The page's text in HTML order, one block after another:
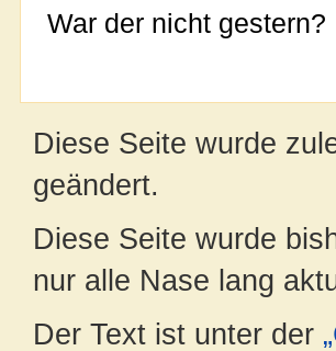
War der nicht gestern?
Diese Seite wurde
geändert.
Diese Seite wurde
nur alle Nase lang
Der Text ist unter der